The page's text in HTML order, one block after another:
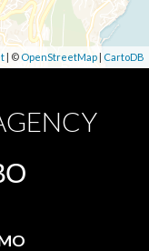
| © OpenStreetMap| CartoDB